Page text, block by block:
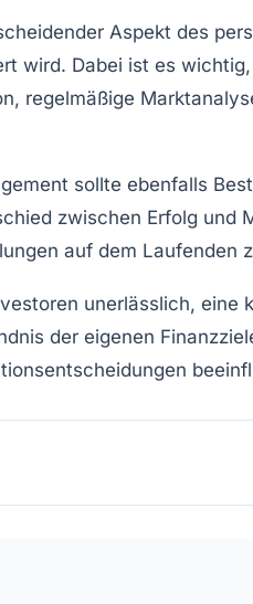
Aspekt des
wird. Dabei ist es
regelmäßige
sollte ebenfalls
zwischen Erfolg
auf dem
unerlässlich,
der eigenen